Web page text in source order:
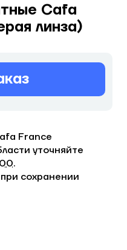
Cafa
линза)
France
уточняйте
.
сохранении